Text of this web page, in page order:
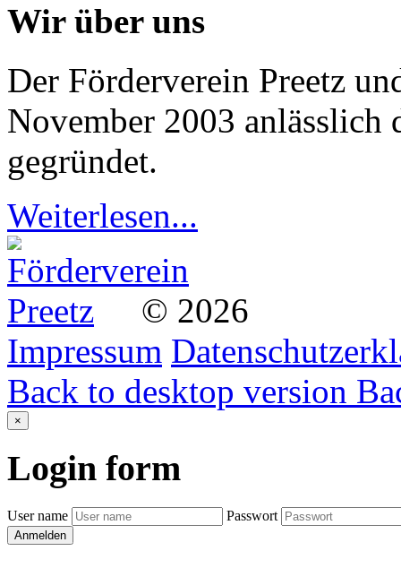
Wir über uns
Der Förderverein Preetz
November 2003 anlässlich
gegründet.
Weiterlesen...
© 2026
Impressum
Back to desktop version
×
Login form
User name Passwort
Anmelden